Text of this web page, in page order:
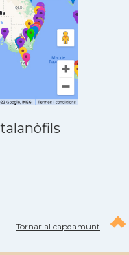
Tornar al capdamunt